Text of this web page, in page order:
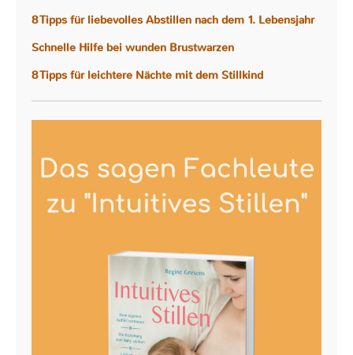
8 Tipps für liebevolles Abstillen nach dem 1. Lebensjahr
Schnelle Hilfe bei wunden Brustwarzen
8 Tipps für leichtere Nächte mit dem Stillkind